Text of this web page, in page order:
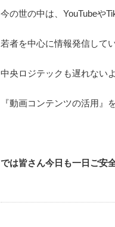
今の世の中は、 YouTubeや
若者を中心に情報発信して
中央ロジテックも遅れない
『動画コンテンツの活用』
では皆さん今日も一日ご安